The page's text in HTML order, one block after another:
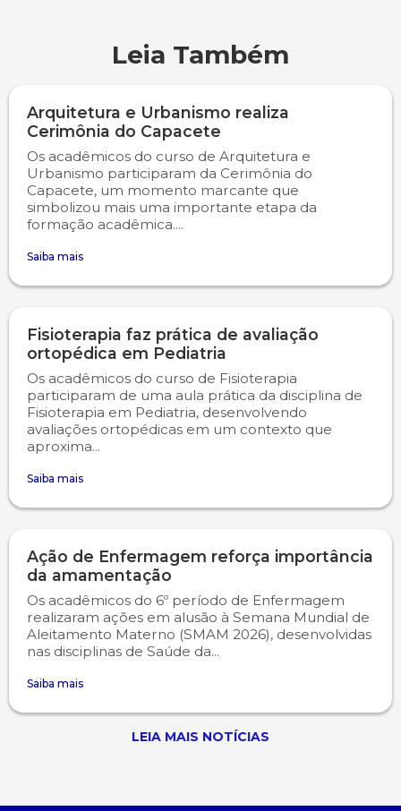
Leia Também
Arquitetura e Urbanismo realiza
Cerimônia do Capacete
Os acadêmicos do curso de Arquitetura e
Urbanismo participaram da Cerimônia do
Capacete, um momento marcante que
simbolizou mais uma importante etapa da
formação acadêmica....
Saiba mais
Fisioterapia faz prática de avaliação
ortopédica em Pediatria
Os acadêmicos do curso de Fisioterapia
participaram de uma aula prática da disciplina de
Fisioterapia em Pediatria, desenvolvendo
avaliações ortopédicas em um contexto que
aproxima...
Saiba mais
Ação de Enfermagem reforça importância
da amamentação
Os acadêmicos do 6º período de Enfermagem
realizaram ações em alusão à Semana Mundial de
Aleitamento Materno (SMAM 2026), desenvolvidas
nas disciplinas de Saúde da...
Saiba mais
LEIA MAIS NOTÍCIAS